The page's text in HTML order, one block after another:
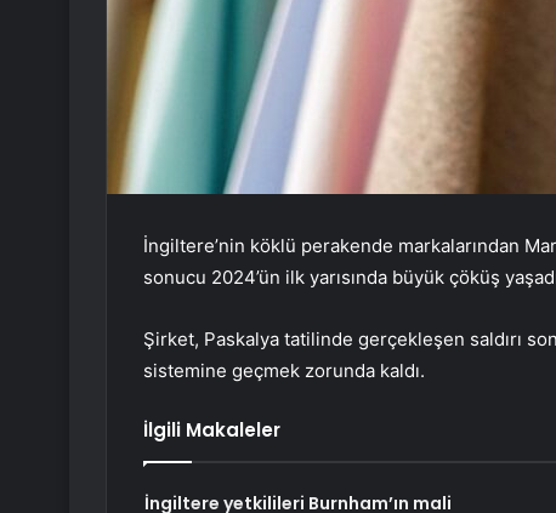
İngiltere’nin köklü perakende markalarından
sonucu 2024’ün ilk yarısında büyük çöküş
Şirket, Paskalya tatilinde gerçekleşen saldırı
sistemine geçmek zorunda kaldı.
İlgili Makaleler
İngiltere yetkilileri Burnham’ın mali